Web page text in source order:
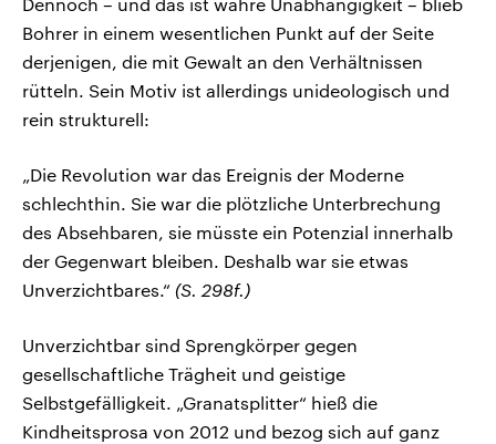
Dennoch – und das ist wahre Unabhängigkeit – blieb
Bohrer in einem wesentlichen Punkt auf der Seite
derjenigen, die mit Gewalt an den Verhältnissen
rütteln. Sein Motiv ist allerdings unideologisch und
rein strukturell:
„Die Revolution war das Ereignis der Moderne
schlechthin. Sie war die plötzliche Unterbrechung
des Absehbaren, sie müsste ein Potenzial innerhalb
der Gegenwart bleiben. Deshalb war sie etwas
Unverzichtbares.“ (S. 298f.)
Unverzichtbar sind Sprengkörper gegen
gesellschaftliche Trägheit und geistige
Selbstgefälligkeit. „Granatsplitter“ hieß die
Kindheitsprosa von 2012 und bezog sich auf ganz